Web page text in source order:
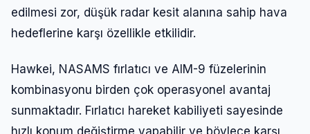
edilmesi zor, düşük radar kesit alanına sahip hava
hedeflerine karşı özellikle etkilidir.
Hawkei, NASAMS fırlatıcı ve AIM-9 füzelerinin
kombinasyonu birden çok operasyonel avantaj
sunmaktadır. Fırlatıcı hareket kabiliyeti sayesinde